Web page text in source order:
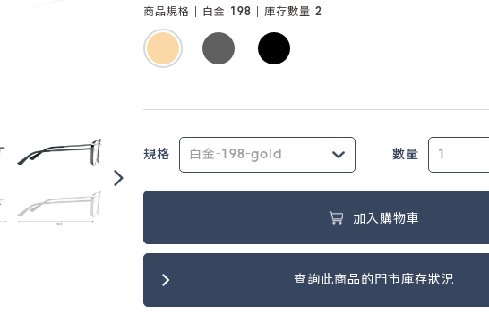
商品規格 | 白金 198 | 庫存數量 2
規格 數量
加入購物車
查詢此商品的門市庫存狀況